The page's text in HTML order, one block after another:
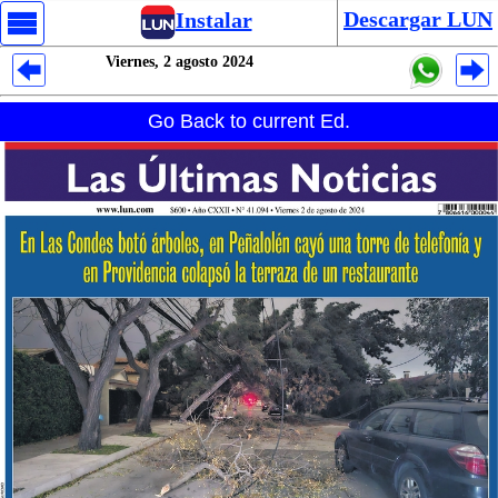
Instalar Descargar LUN
Viernes, 2 agosto 2024
Go Back to current Ed.
Despliegues Analytics
Despliegues Totales
Despliegues por Rubros